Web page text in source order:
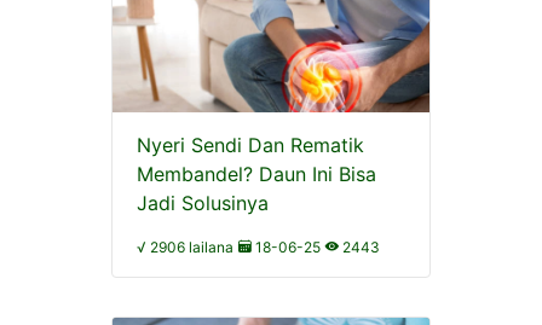
Nyeri Sendi Dan Rematik
Membandel? Daun Ini Bisa
Jadi Solusinya
√ 2906 lailana 18-06-25 2443